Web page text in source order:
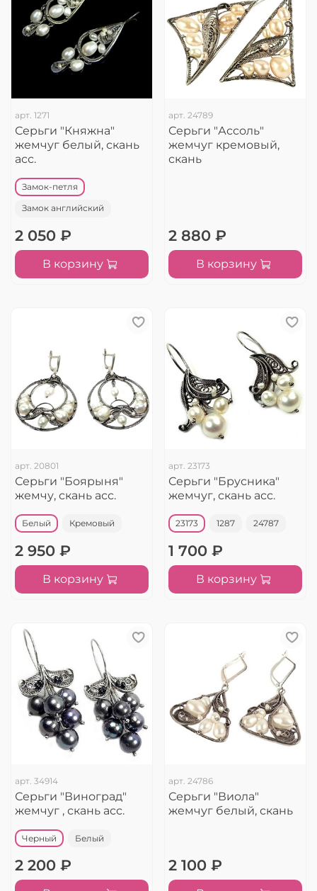
арт. 1271
Серьги "Княжна"
жемчуг белый, скань
асс.
Замок-петля
Замок английский
2 050 ₽
В корзину
арт. 24789
Серьги "Ассоль"
жемчуг кремовый,
скань
2 880 ₽
В корзину
арт. 20801
Серьги "Боярыня"
жемчу, скань асс.
Белый Кремовый
2 950 ₽
В корзину
арт. 23173
Серьги "Брусника"
жемчуг, скань асс.
23173 1287 24787
1 700 ₽
В корзину
арт. 34914
Серьги "Виноград"
жемчуг , скань асс.
Черный Белый
2 200 ₽
арт. 24786
Серьги "Виола"
жемчуг белый, скань
2 100 ₽